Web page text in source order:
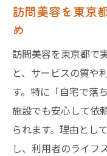
紹介
自宅で叶う訪
訪問美容
個人宅で
介
訪問美容
訪問美容を東京
め
訪問美容を東京都で
と、サービスの質や
す。特に「自宅で落
施設でも安心して依
られます。理由とし
し、利用者のライフ